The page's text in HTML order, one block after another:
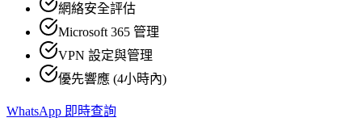
網絡安全評估
Microsoft 365 管理
VPN 設定與管理
優先響應 (4小時內)
WhatsApp 即時查詢